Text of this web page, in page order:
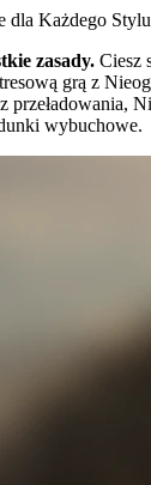
dla Każdego
zasady. Ciesz
grą z
przeładowania,
wybuchowe.